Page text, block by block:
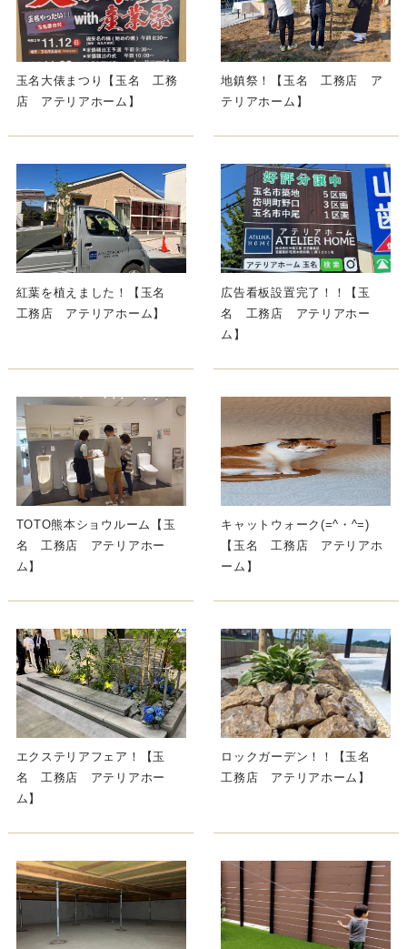
玉名大俵まつり【玉名 工務
店 アテリアホーム】
地鎮祭！【玉名 工務店 ア
テリアホーム】
紅葉を植えました！【玉名
工務店 アテリアホーム】
広告看板設置完了！！【玉
名 工務店 アテリアホー
ム】
TOTO熊本ショウルーム【玉
名 工務店 アテリアホー
ム】
キャットウォーク(=^・^=)
【玉名 工務店 アテリアホ
ーム】
エクステリアフェア！【玉
名 工務店 アテリアホー
ム】
ロックガーデン！！【玉名
工務店 アテリアホーム】